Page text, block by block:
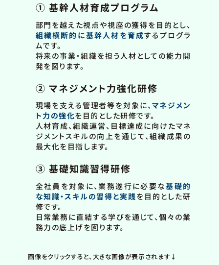
① 基幹人材育成プログラム
部門を越えた視点や視座の獲得を目的とし、
組織横断的に基幹人材を育成するプログラ
ムです。
将来の事業・組織を担う人材としての能力開
発を図ります。
② マネジメント力強化研修
現場を支える管理者等を対象に、 マネジメン
ト力の強化を目的とした研修です。
人材育成、組織運営、目標達成に向けたマネ
ジメントスキルの向上を通じて、組織成果の
最大化を目指します。
③ 基礎知識習得研修
全社員を対象に、業務遂行に必要な基礎的
な知識・スキルの習得と実践を目的とした研
修です。
日常業務に直結する学びを通じて、個々の業
務力の底上げを図ります。
画像をクリックすると、大きな画像が表示されます↓